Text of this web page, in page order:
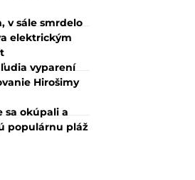
v sále smrdelo
elektrickým
vyparení
Hirošimy
sa okúpali a
populárnu pláž